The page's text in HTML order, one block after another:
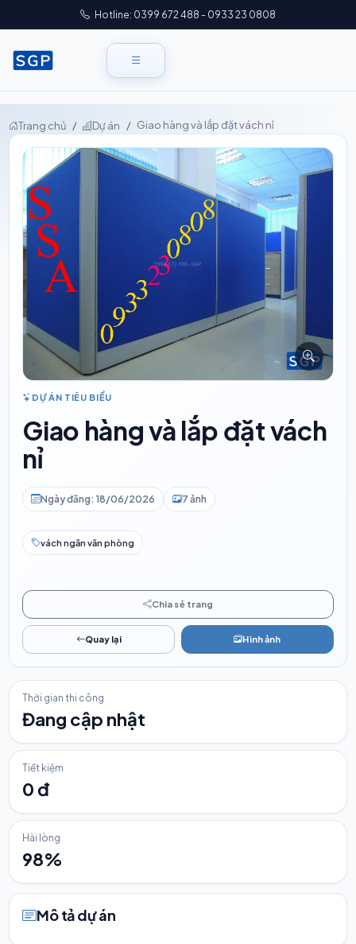
Hotline: 0399 672 488 - 0933 23 0808
Trang chủ Dự án Giao hàng và lắp đặt vách nỉ
DỰ ÁN TIÊU BIỂU
Giao hàng và lắp đặt vách
nỉ
Ngày đăng: 18/06/2026 7 ảnh
vách ngăn văn phòng
Chia sẻ trang
Quay lại Hình ảnh
Thời gian thi công
Đang cập nhật
Tiết kiệm
0 đ
Hài lòng
98%
Mô tả dự án